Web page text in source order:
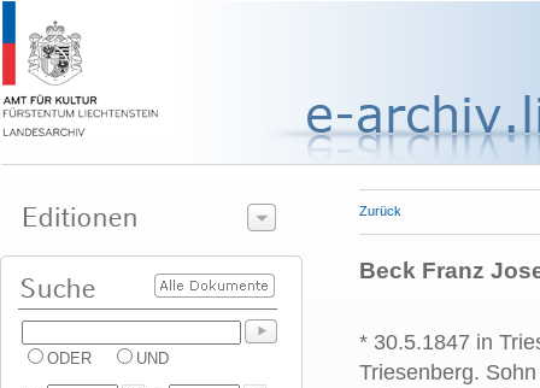
ODER UND
Zurück
Beck Franz
* 30.5.1847 in
Triesenberg.